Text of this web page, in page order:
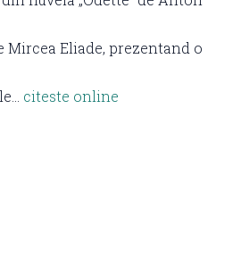
Mircea Eliade, prezentand o
citeste online